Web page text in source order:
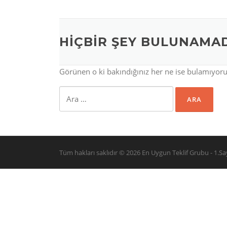
HIÇBIR ŞEY
Görünen o ki bakındığınız her ne ise
Tüm hakları saklıdır © 2026 En Uygun Teklif Grubu -